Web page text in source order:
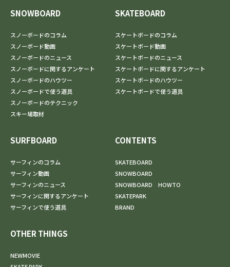
SNOWBOARD
スノーボードのコラム
スノーボード動画
スノーボードのニュース
スノーボードに関するアンケート
スノーボードのハウツー
スノーボードで使う道具
スノーボードのテクニック
スキー場取材
SKATEBOARD
スケートボードのコラム
スケートボード動画
スケートボードのニュース
スケートボードに関するアンケート
スケートボードのハウツー
スケートボードで使う道具
SURFBOARD
サーフィンのコラム
サーフィン動画
サーフィンのニュース
サーフィンに関するアンケート
サーフィンで使う道具
CONTENTS
SKATEBOARD
SNOWBOARD
SNOWBOARD HOWTO
SKATEPARK
BRAND
OTHER THINGS
NEWMOVIE